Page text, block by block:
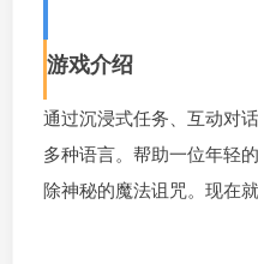
游戏介绍
通过沉浸式任务、互动对
多种语言。帮助一位年轻
除神秘的魔法诅咒。现在